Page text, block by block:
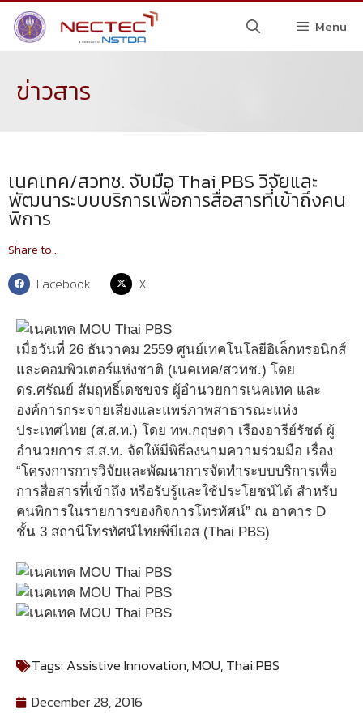
Menu
ข่าวสาร
เนคเทค/สวทช. จับมือ Thai PBS วิจัยและ
พัฒนาระบบบริการเพื่อการสื่อสารที่เข้าถึงคน
พิการ
Share to...
Facebook X
เมื่อวันที่ 26 ธันวาคม 2559 ศูนย์เทคโนโลยีอิเล็กทรอนิกส์
และคอมพิวเตอร์แห่งชาติ (เนคเทค/สวทช.) โดย
ดร.ศรัณย์ สัมฤทธิ์เดชขจร ผู้อำนวยการเนคเทค และ
องค์การกระจายเสียงและแพร่ภาพสาธารณะแห่ง
ประเทศไทย (ส.ส.ท.) โดย ทพ.กฤษดา เรืองอารีย์รัชต์ ผู้
อำนวยการ ส.ส.ท. จัดให้มีพิธีลงนามความร่วมมือ เรื่อง
“โครงการการวิจัยและพัฒนาการจัดทำระบบบริการเพื่อ
การสื่อสารที่เข้าถึง หรือรับรู้และใช้ประโยชน์ได้ สำหรับ
คนพิการในรายการของกิจการโทรทัศน์” ณ อาคาร D
ชั้น 3 สถานีโทรทัศน์ไทยพีบีเอส (Thai PBS)
Tags:Assistive Innovation,MOU,Thai PBS
December 28, 2016